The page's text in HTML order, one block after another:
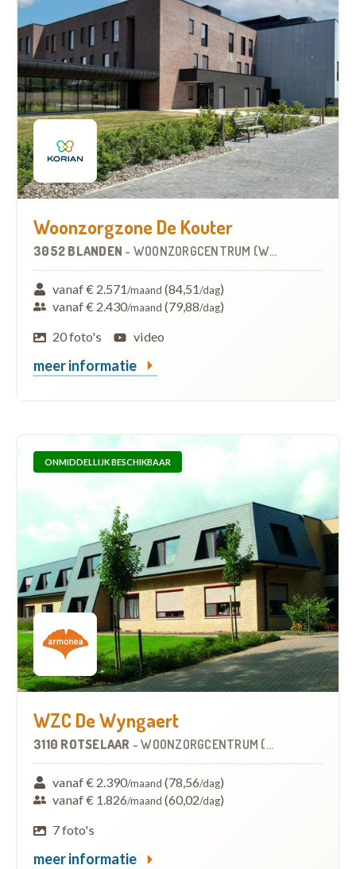
Woonzorgzone De Kouter
3052 BLANDEN - WOONZORGCENTRUM (WZC)
vanaf € 2.571/maand (84,51/dag)
vanaf € 2.430/maand (79,88/dag)
20 foto's
video
meer informatie
ONMIDDELLIJK BESCHIKBAAR
WZC De Wyngaert
3110 ROTSELAAR -WOONZORGCENTRUM (WZC)
vanaf € 2.390/maand (78,56/dag)
vanaf € 1.826/maand (60,02/dag)
7 foto's
meer informatie